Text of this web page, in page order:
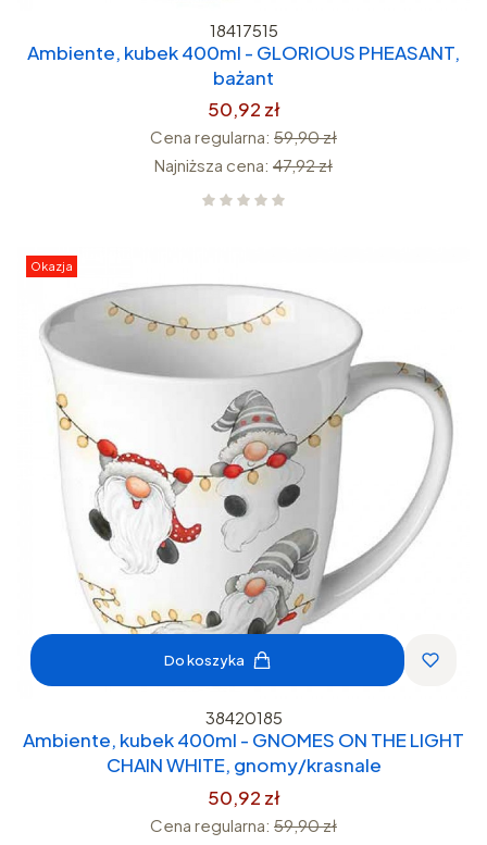
18417515
Ambiente, kubek 400ml - GLORIOUS PHEASANT,
bażant
50,92 zł
Cena regularna: 59,90 zł
Najniższa cena: 47,92 zł
Okazja
Do koszyka
38420185
Ambiente, kubek 400ml - GNOMES ON THE LIGHT
CHAIN WHITE, gnomy/krasnale
50,92 zł
Cena regularna: 59,90 zł